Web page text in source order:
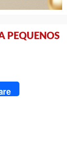
PEQUENOS